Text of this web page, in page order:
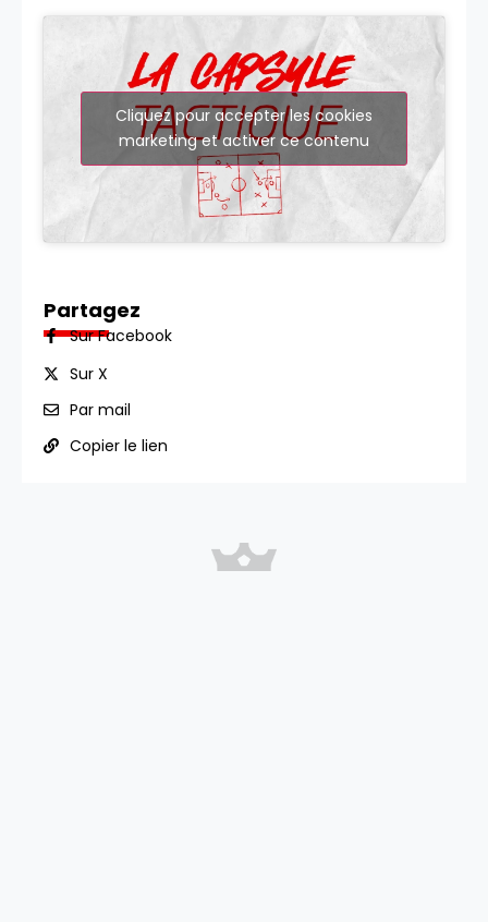
Cliquez pour accepter les cookies
marketing et activer ce contenu
Partagez
Sur Facebook
Sur X
Par mail
Copier le lien